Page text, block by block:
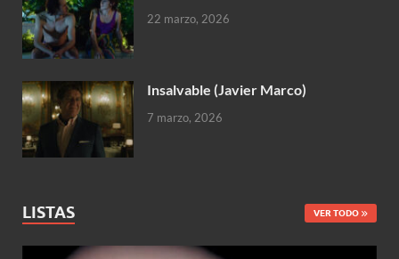
22 marzo, 2026
Insalvable (Javier Marco)
7 marzo, 2026
LISTAS VER TODO